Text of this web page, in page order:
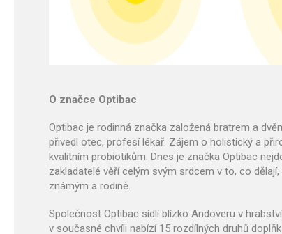
O značce Optibac
Optibac je rodinná značka založená bratrem a
přivedl otec, profesí lékař. Zájem o holistický a
kvalitním probiotikům. Dnes je značka Optibac
zakladatelé věří celým svým srdcem v to, co
známým a rodině.
Společnost Optibac sídlí blízko Andoveru v
v současné chvíli nabízí 15 rozdílných druhů